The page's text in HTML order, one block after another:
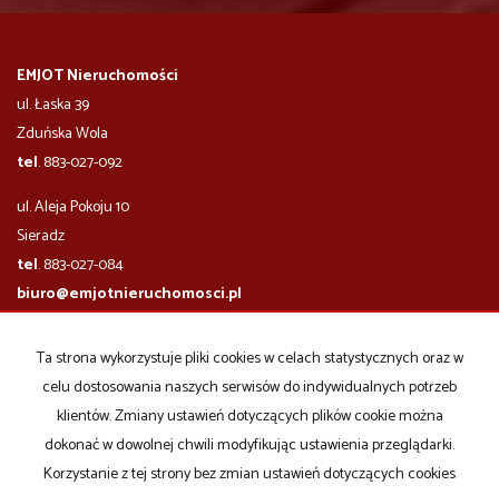
EMJOT Nieruchomości
ul. Łaska 39
Zduńska Wola
tel. 883-027-092
ul. Aleja Pokoju 10
​​​​​Sieradz
tel. 883-027-084
biuro@emjotnieruchomosci.pl
godziny otwarcia biura:
poniedziałek - piątek10.00-17.00
sobotapo wcześniejszym uzgodnieniu
Mieszkaniana wynajem
Domyna wynajem
Ta strona wykorzystuje pliki cookies w celach statystycznych oraz w
celu dostosowania naszych serwisów do indywidualnych potrzeb
klientów. Zmiany ustawień dotyczących plików cookie można
dokonać w dowolnej chwili modyfikując ustawienia przeglądarki.
Korzystanie z tej strony bez zmian ustawień dotyczących cookies